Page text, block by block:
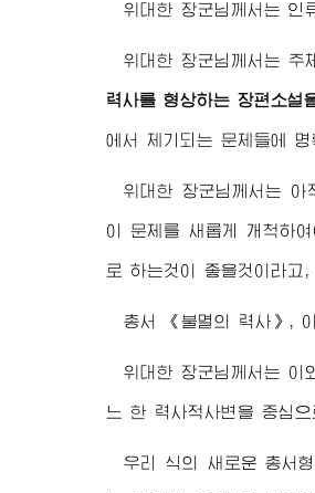
위대한 장군님께서 는 인
위대한 장군님께서 는 주
력사를 형상하는 장편소설
에서 제기되는 문제들에 명
위대한 장군님께서 는 아
이 문제를 새롭게 개척하
로 하는것이 좋을것이라고,
총서 《불멸의 력사》,
위대한 장군님께서는 이
느 한 력사적사변을 중심
우리 식의 새로운 총서